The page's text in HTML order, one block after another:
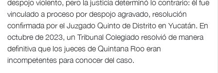
despojo violento, pero la justicia determinó lo contrario: él fue
vinculado a proceso por despojo agravado, resolución
confirmada por el Juzgado Quinto de Distrito en Yucatán. En
octubre de 2023, un Tribunal Colegiado resolvió de manera
definitiva que los jueces de Quintana Roo eran
incompetentes para conocer del caso.